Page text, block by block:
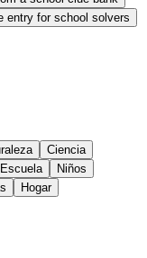
entry for school solvers
Ciencia
Escuela
Niños
Hogar